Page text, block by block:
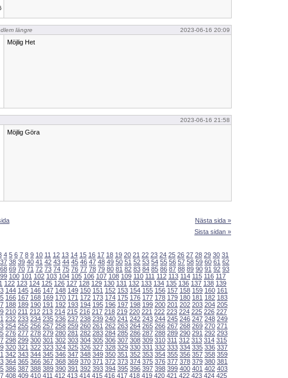
längre 2023-06-16 20:09
Möjlig Het
2023-06-16 21:58
Möjlig Göra
Nästa sida »
Sista sidan »
4 5 6 7 8 9 10 11 12 13 14 15 16 17 18 19 20 21 22 23 24 25 26 27 28 29 30 31
37 38 39 40 41 42 43 44 45 46 47 48 49 50 51 52 53 54 55 56 57 58 59 60 61 62
68 69 70 71 72 73 74 75 76 77 78 79 80 81 82 83 84 85 86 87 88 89 90 91 92 93
99 100 101 102 103 104 105 106 107 108 109 110 111 112 113 114 115 116 117
122 123 124 125 126 127 128 129 130 131 132 133 134 135 136 137 138 139
144 145 146 147 148 149 150 151 152 153 154 155 156 157 158 159 160 161
166 167 168 169 170 171 172 173 174 175 176 177 178 179 180 181 182 183
188 189 190 191 192 193 194 195 196 197 198 199 200 201 202 203 204 205
210 211 212 213 214 215 216 217 218 219 220 221 222 223 224 225 226 227
232 233 234 235 236 237 238 239 240 241 242 243 244 245 246 247 248 249
254 255 256 257 258 259 260 261 262 263 264 265 266 267 268 269 270 271
276 277 278 279 280 281 282 283 284 285 286 287 288 289 290 291 292 293
298 299 300 301 302 303 304 305 306 307 308 309 310 311 312 313 314 315
320 321 322 323 324 325 326 327 328 329 330 331 332 333 334 335 336 337
342 343 344 345 346 347 348 349 350 351 352 353 354 355 356 357 358 359
364 365 366 367 368 369 370 371 372 373 374 375 376 377 378 379 380 381
386 387 388 389 390 391 392 393 394 395 396 397 398 399 400 401 402 403
408 409 410 411 412 413 414 415 416 417 418 419 420 421 422 423 424 425